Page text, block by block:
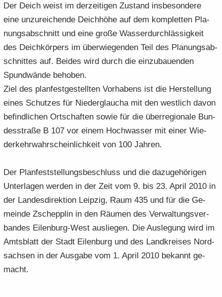
Der Deich weist im der­zei­ti­gen Zu­stand ins­be­son­de­re
eine un­zu­rei­chen­de Deich­hö­he auf dem kom­plet­ten Pla­
nungs­ab­schnitt und eine große Was­ser­durch­läs­sig­keit
des Deich­kör­pers im über­wie­gen­den Teil des Pla­nungs­ab­
schnit­tes auf. Bei­des wird durch die ein­zu­bau­en­den
Spund­wän­de be­ho­ben.
Ziel des plan­fest­ge­stell­ten Vor­ha­bens ist die Her­stel­lung
eines Schut­zes für Nie­der­g­lau­cha mit den west­lich davon
be­find­li­chen Ort­schaf­ten sowie für die über­re­gio­na­le Bun­
des­stra­ße B 107 vor einem Hoch­was­ser mit einer Wie­
der­kehr­wahr­schein­lich­keit von 100 Jah­ren.
Der Plan­fest­stel­lungs­be­schluss und die da­zu­ge­hö­ri­gen
Un­ter­la­gen wer­den in der Zeit vom 9. bis 23. April 2010 in
der Lan­des­di­rek­ti­on Leip­zig, Raum 435 und für die Ge­
mein­de Zschepp­lin in den Räu­men des Ver­wal­tungs­ver­
ban­des Eilenburg-​West aus­lie­gen. Die Aus­le­gung wird im
Amts­blatt der Stadt Ei­len­burg und des Land­krei­ses Nord­
sach­sen in der Aus­ga­be vom 1. April 2010 be­kannt ge­
macht.